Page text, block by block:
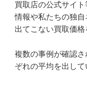
買取店の公式サイ
情報や私たちの独
出てこない買取価格
複数の事例が確認
ぞれの平均を出して